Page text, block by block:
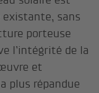
sans
porteuse
l’intégrité de la
et
plus répandue